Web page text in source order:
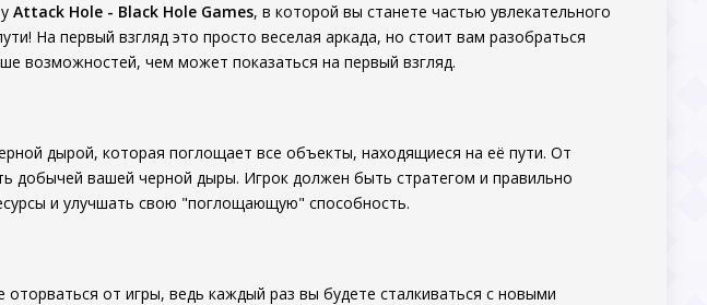
Attack Hole - Black Hole Games, в которой вы станете частью увлекательного
На первый взгляд это просто веселая аркада, но стоит вам разобраться
возможностей, чем может показаться на первый взгляд.
дырой, которая поглощает все объекты, находящиеся на её пути. От
добычей вашей черной дыры. Игрок должен быть стратегом и правильно
и улучшать свою "поглощающую" способность.
от игры, ведь каждый раз вы будете сталкиваться с новыми